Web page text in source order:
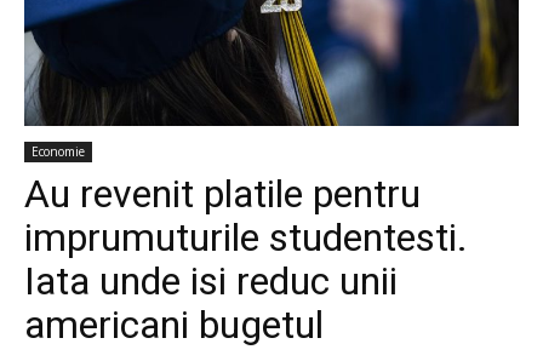
Economie
Au revenit platile pentru
imprumuturile studentesti.
Iata unde isi reduc unii
americani bugetul